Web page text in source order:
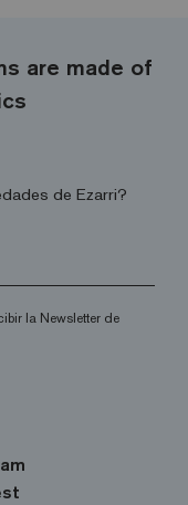
are made of
de Ezarri?
la Newsletter de